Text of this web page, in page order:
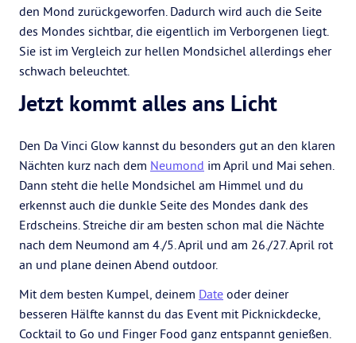
den Mond zurückgeworfen. Dadurch wird auch die Seite
des Mondes sichtbar, die eigentlich im Verborgenen liegt.
Sie ist im Vergleich zur hellen Mondsichel allerdings eher
schwach beleuchtet.
Jetzt kommt alles ans Licht
Den Da Vinci Glow kannst du besonders gut an den klaren
Nächten kurz nach dem Neumond im April und Mai sehen.
Dann steht die helle Mondsichel am Himmel und du
erkennst auch die dunkle Seite des Mondes dank des
Erdscheins. Streiche dir am besten schon mal die Nächte
nach dem Neumond am 4./5. April und am 26./27. April rot
an und plane deinen Abend outdoor.
Mit dem besten Kumpel, deinem Date oder deiner
besseren Hälfte kannst du das Event mit Picknickdecke,
Cocktail to Go und Finger Food ganz entspannt genießen.